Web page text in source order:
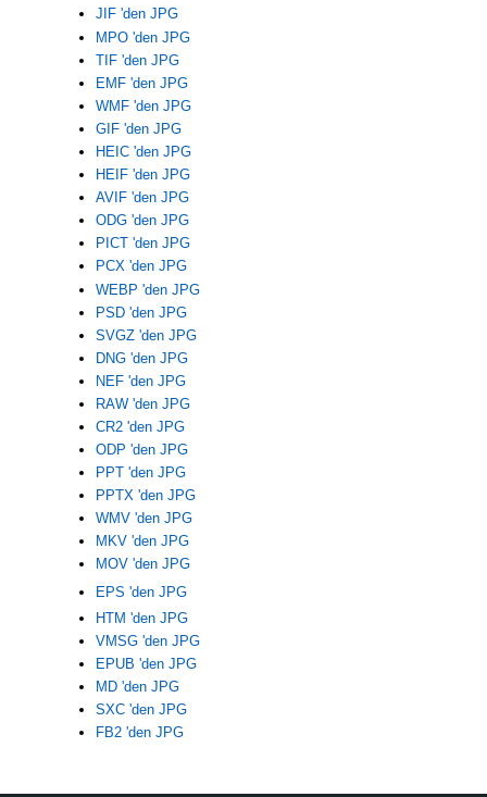
JIF 'den JPG
MPO 'den JPG
TIF 'den JPG
EMF 'den JPG
WMF 'den JPG
GIF 'den JPG
HEIC 'den JPG
HEIF 'den JPG
AVIF 'den JPG
ODG 'den JPG
PICT 'den JPG
PCX 'den JPG
WEBP 'den JPG
PSD 'den JPG
SVGZ 'den JPG
DNG 'den JPG
NEF 'den JPG
RAW 'den JPG
CR2 'den JPG
ODP 'den JPG
PPT 'den JPG
PPTX 'den JPG
WMV 'den JPG
MKV 'den JPG
MOV 'den JPG
EPS 'den JPG
HTM 'den JPG
VMSG 'den JPG
EPUB 'den JPG
MD 'den JPG
SXC 'den JPG
FB2 'den JPG